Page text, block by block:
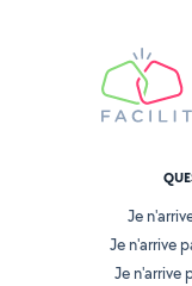
Je
Je n'arrive
Je n'arrive